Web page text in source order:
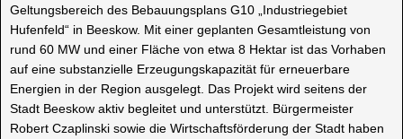
Geltungsbereich des Bebauungsplans G10 „Industriegebiet
Hufenfeld“ in Beeskow. Mit einer geplanten Gesamtleistung von
rund 60 MW und einer Fläche von etwa 8 Hektar ist das Vorhaben
auf eine substanzielle Erzeugungskapazität für erneuerbare
Energien in der Region ausgelegt. Das Projekt wird seitens der
Stadt Beeskow aktiv begleitet und unterstützt. Bürgermeister
Robert Czaplinski sowie die Wirtschaftsförderung der Stadt haben